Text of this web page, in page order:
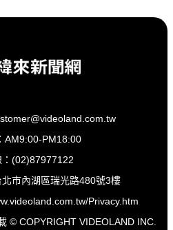
AM9:00-PM18:00
：(02)87977122
市內湖區瑞光路480號3樓
Privacy.htm
© COPYRIGHT VIDEOLAND INC.